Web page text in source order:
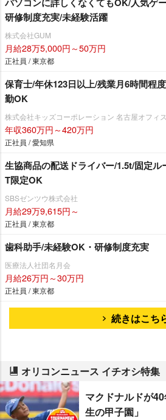
研修制度充実/未経験活躍
株式会社GUM
月給28万5,000円～50万円
正社員 / 東京都
保育士/年休123日以上/残業月6時間程
勤OK
株式会社キッズコーポレーション 名古屋オフィス
年収360万円～420万円
正社員 / 愛知県
生協商品の配送ドライバー/1.5t/固定
T限定OK
SBSゼンツウ株式会社
月給29万9,615円～
正社員 / 東京都
歯科助手/未経験OK・研修制度充実
医療法人社団名月会
月給26万円～30万円
正社員 / 東京都
続きはこち
オリコンニュース イチオシ特集
マクドナルドが
生の甲子園」